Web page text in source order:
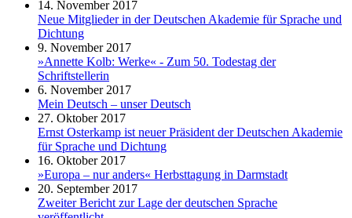
14. November 2017
Neue Mitglieder in der Deutschen Akademie für Sprache und
Dichtung
9. November 2017
»Annette Kolb: Werke« - Zum 50. Todestag der
Schriftstellerin
6. November 2017
Mein Deutsch – unser Deutsch
27. Oktober 2017
Ernst Osterkamp ist neuer Präsident der Deutschen Akademie
für Sprache und Dichtung
16. Oktober 2017
»Europa – nur anders« Herbsttagung in Darmstadt
20. September 2017
Zweiter Bericht zur Lage der deutschen Sprache